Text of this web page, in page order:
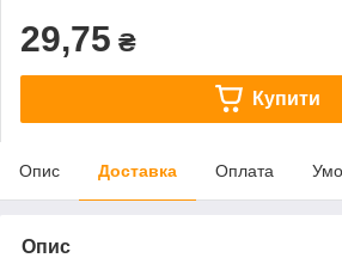
29,75 ₴
Купити
Опис Доставка Оплата
Опис